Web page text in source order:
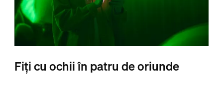
Fiți cu ochii în patru de oriunde